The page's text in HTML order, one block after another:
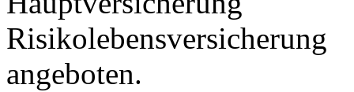
angeboten.